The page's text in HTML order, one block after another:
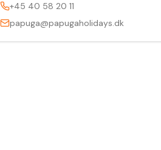
+45 40 58 20 11
papuga@papugaholidays.dk